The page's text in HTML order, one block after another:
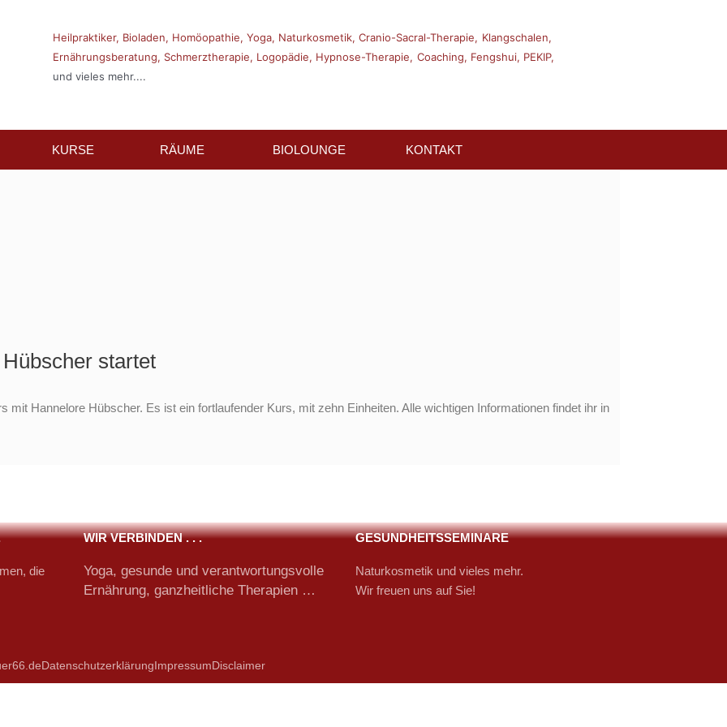
Heilpraktiker, Bioladen, Homöopathie, Yoga, Naturkosmetik, Cranio-Sacral-Therapie, Klangschalen,
Ernährungsberatung, Schmerztherapie, Logopädie, Hypnose-Therapie, Coaching, Fengshui, PEKIP,
und vieles mehr....
KURSE RÄUME BIOLOUNGE KONTAKT
startet
mit Hannelore Hübscher. Es ist ein fortlaufender Kurs, mit zehn Einheiten. Alle wichtigen Informationen findet ihr in
die
WIR VERBINDEN . . .
Yoga, gesunde und verantwortungsvolle
Ernährung, ganzheitliche Therapien …
GESUNDHEITSSEMINARE
Naturkosmetik und vieles mehr.
Wir freuen uns auf Sie!
DatenschutzerklärungImpressumDisclaimer